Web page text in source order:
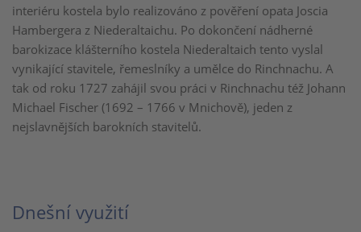
interiéru kostela bylo realizováno z pověření opata Joscia
Hambergera z Niederaltaichu. Po dokončení nádherné
barokizace klášterního kostela Niederaltaich tento vyslal
vynikající stavitele, řemeslníky a umělce do Rinchnachu. A
tak od roku 1727 zahájil svou práci v Rinchnachu též Johann
Michael Fischer (1692 – 1766 v Mnichově), jeden z
nejslavnějších barokních stavitelů.
Dnešní využití